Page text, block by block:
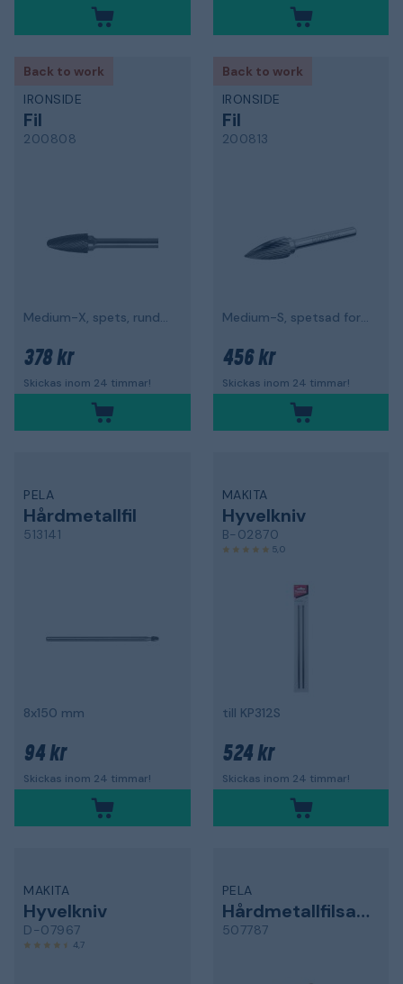
Back to work
IRONSIDE
Fil
200808
Medium-X, spets, rundad topp
378 kr
Skickas inom 24 timmar!
Back to work
IRONSIDE
Fil
200813
Medium-S, spetsad form
456 kr
Skickas inom 24 timmar!
PELA
Hårdmetallfil
513141
8x150 mm
94 kr
Skickas inom 24 timmar!
MAKITA
Hyvelkniv
B-02870
5,0
till KP312S
524 kr
Skickas inom 24 timmar!
MAKITA
Hyvelkniv
D-07967
4,7
PELA
Hårdmetallfilsats
507787